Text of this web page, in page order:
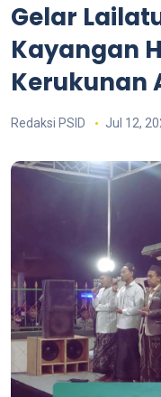
Gelar
Kayangan
Kerukunan
Redaksi PSID Jul 12,